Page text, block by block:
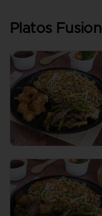
Platos Fusion